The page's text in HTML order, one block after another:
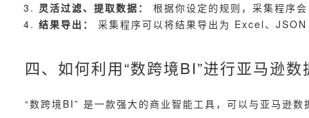
灵活过滤、提取数据：
根据你设定的规则，采集程序
结果导出：
采集程序可以将结果导出为 Excel、
四、如何利用“数跨境BI”进行亚马逊数
“数跨境BI” 是一款强大的商业智能工具，可以与亚马逊